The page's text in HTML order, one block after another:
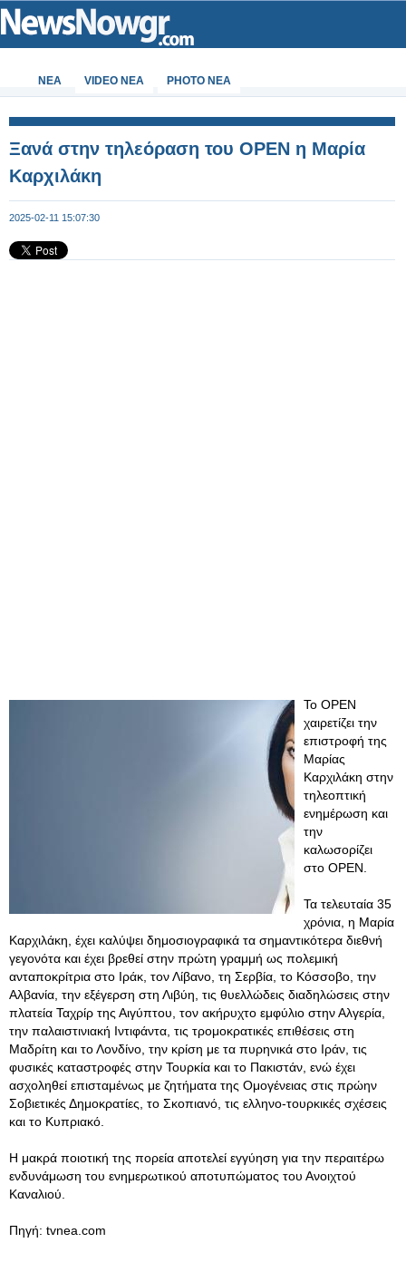
ΝΕΑ VIDEO NEA PHOTO NEA
Ξανά στην τηλεόραση του ΟΡΕΝ η Μαρία
Καρχιλάκη
2025-02-11 15:07:30
Το ΟΡΕΝ
χαιρετίζει την
επιστροφή της
Μαρίας
Καρχιλάκη στην
τηλεοπτική
ενημέρωση και
την
καλωσορίζει
στο ΟΡΕΝ.
Τα τελευταία 35
χρόνια, η Μαρία
Καρχιλάκη, έχει καλύψει δημοσιογραφικά τα σημαντικότερα διεθνή
γεγονότα και έχει βρεθεί στην πρώτη γραμμή ως πολεμική
ανταποκρίτρια στο Ιράκ, τον Λίβανο, τη Σερβία, το Κόσσοβο, την
Αλβανία, την εξέγερση στη Λιβύη, τις θυελλώδεις διαδηλώσεις στην
πλατεία Ταχρίρ της Αιγύπτου, τον ακήρυχτο εμφύλιο στην Αλγερία,
την παλαιστινιακή Ιντιφάντα, τις τρομοκρατικές επιθέσεις στη
Μαδρίτη και το Λονδίνο, την κρίση με τα πυρηνικά στο Ιράν, τις
φυσικές καταστροφές στην Τουρκία και το Πακιστάν, ενώ έχει
ασχοληθεί επισταμένως με ζητήματα της Ομογένειας στις πρώην
Σοβιετικές Δημοκρατίες, το Σκοπιανό, τις ελληνο-τουρκικές σχέσεις
και το Κυπριακό.
Η μακρά ποιοτική της πορεία αποτελεί εγγύηση για την περαιτέρω
ενδυνάμωση του ενημερωτικού αποτυπώματος του Ανοιχτού
Καναλιού.
Πηγή: tvnea.com